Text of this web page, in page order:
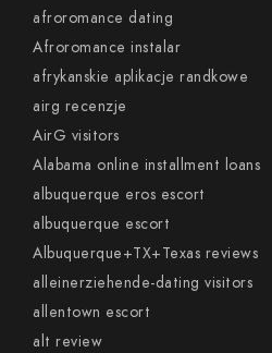
afroromance dating
Afroromance instalar
afrykanskie aplikacje randkowe
airg recenzje
AirG visitors
Alabama online installment loans
albuquerque eros escort
albuquerque escort
Albuquerque+TX+Texas reviews
alleinerziehende-dating visitors
allentown escort
alt review